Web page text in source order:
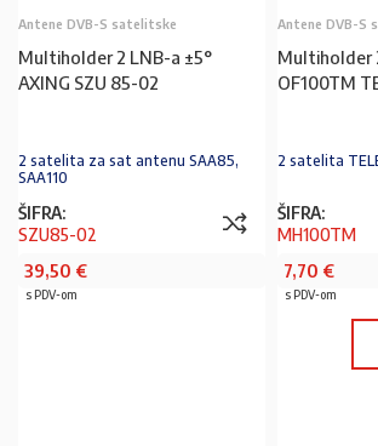
Antene DVB-S satelitske
Multiholder 2 LNB-a ±5°
AXING SZU 85-02
2 satelita za sat antenu SAA85,
SAA110
ŠIFRA:
SZU85-02
39,50 €
s PDV-om
Antene DVB-S
Multiholder
OF100TM
2 satelita
ŠIFRA:
MH100TM
7,70 €
s PDV-om